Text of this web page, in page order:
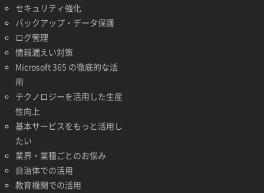
セキュリティ強化
バックアップ・データ保護
ログ管理
情報漏えい対策
Microsoft 365 の徹底的な活
用
テクノロジーを活用した生産
性向上
基本サービスをもっと活用し
たい
業界・業種ごとのお悩み
自治体での活用
教育機関での活用